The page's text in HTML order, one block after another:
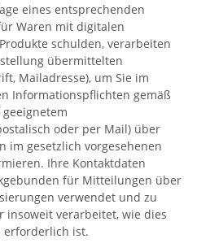
eines entsprechenden
Waren mit digitalen
schulden, verarbeiten
übermittelten
Mailadresse), um Sie im
Informationspflichten gemäß
geeignetem
oder per Mail) über
im gesetzlich vorgesehenen
Ihre Kontaktdaten
für Mitteilungen über
verwendet und zu
insoweit verarbeitet, wie dies
ist.